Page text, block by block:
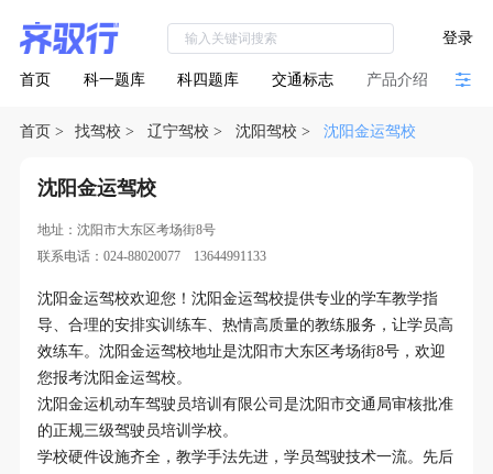
登录
首页 科一题库 科四题库 交通标志 产品介绍
首页 > 找驾校 > 辽宁驾校 > 沈阳驾校 > 沈阳金运驾校
沈阳金运驾校
地址：沈阳市大东区考场街8号
联系电话：024-88020077 13644991133
沈阳金运驾校欢迎您！沈阳金运驾校提供专业的学车教学指
导、合理的安排实训练车、热情高质量的教练服务，让学员高
效练车。沈阳金运驾校地址是沈阳市大东区考场街8号，欢迎
您报考沈阳金运驾校。
沈阳金运机动车驾驶员培训有限公司是沈阳市交通局审核批准
的正规三级驾驶员培训学校。
学校硬件设施齐全，教学手法先进，学员驾驶技术一流。先后